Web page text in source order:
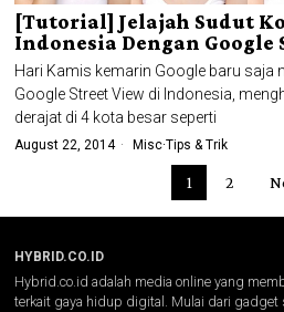
[Tutorial] Jelajah Sudut
Indonesia Dengan Google
Hari Kamis kemarin Google baru saja
Google Street View di Indonesia,
derajat di 4 kota besar seperti
August 22, 2014 Misc·Tips & Trik
1 2
HYBRID.CO.ID
Hybrid.co.id adalah media online yang
terkait gaya hidup digital. Mulai dari gadget